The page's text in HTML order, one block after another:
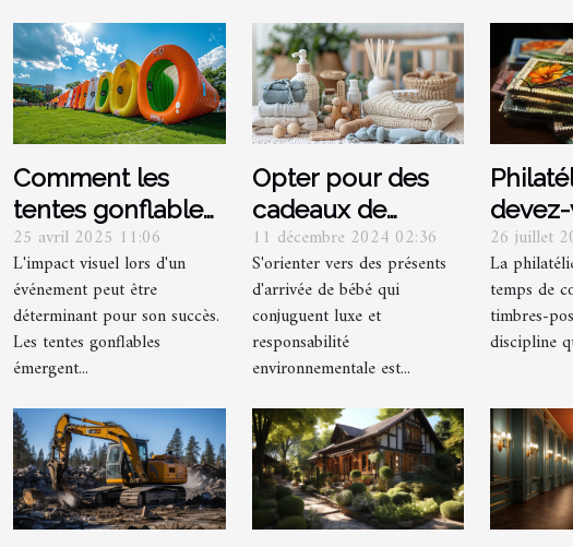
Comment les
tentes gonflables
renforcent la
visibilité lors
d'événements
25 avril 2025 11:06
L'impact visuel lors d'un
événement peut être
déterminant pour son succès.
Les tentes gonflables
émergent...
Opter pour des
cadeaux de
naissance de luxe
et
écoresponsables
11 décembre 2024 02:36
S'orienter vers des présents
d'arrivée de bébé qui
conjuguent luxe et
responsabilité
environnementale est...
26 juillet
La
temps de
timbres-
discipline